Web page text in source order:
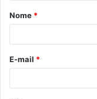
r
*
Nome *
E-mail *